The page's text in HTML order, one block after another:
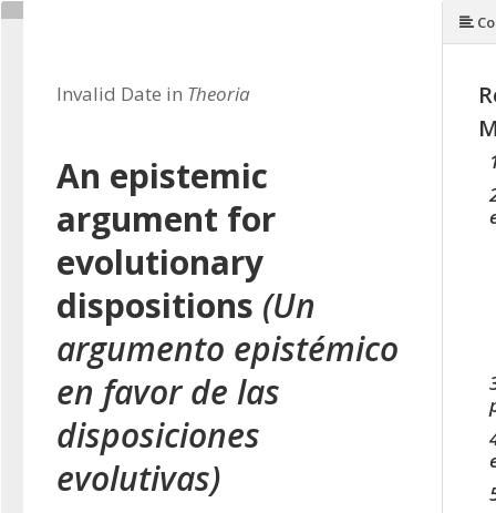
Invalid Date in Theoria
An epistemic
argument for
evolutionary
dispositions (Un
argumento epistémico
en favor de las
disposiciones
evolutivas)